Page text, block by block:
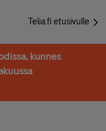
Telia.fi etusivulle
kunnes